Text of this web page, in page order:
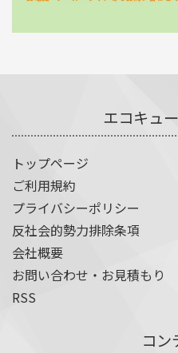
エコキュ
トップページ
ご利用規約
プライバシーポリシー
反社会的勢力排除条項
会社概要
お問い合わせ・お見積もり
RSS
コン